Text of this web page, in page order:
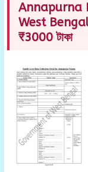
Annapurna
West Bengal –
₹3000 টাকা